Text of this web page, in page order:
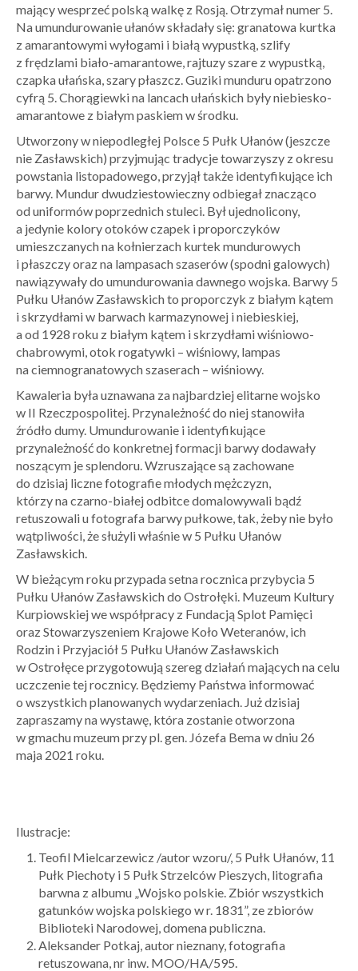
mający wesprzeć polską walkę z Rosją. Otrzymał numer 5.
Na umundurowanie ułanów składały się: granatowa kurtka
z amarantowymi wyłogami i białą wypustką, szlify
z frędzlami biało-amarantowe, rajtuzy szare z wypustką,
czapka ułańska, szary płaszcz. Guziki munduru opatrzono
cyfrą 5. Chorągiewki na lancach ułańskich były niebiesko-
amarantowe z białym paskiem w środku.
Utworzony w niepodległej Polsce 5 Pułk Ułanów (jeszcze
nie Zasławskich) przyjmując tradycje towarzyszy z okresu
powstania listopadowego, przyjął także identyfikujące ich
barwy. Mundur dwudziestowieczny odbiegał znacząco
od uniformów poprzednich stuleci. Był ujednolicony,
a jedynie kolory otoków czapek i proporczyków
umieszczanych na kołnierzach kurtek mundurowych
i płaszczy oraz na lampasach szaserów (spodni galowych)
nawiązywały do umundurowania dawnego wojska. Barwy 5
Pułku Ułanów Zasławskich to proporczyk z białym kątem
i skrzydłami w barwach karmazynowej i niebieskiej,
a od 1928 roku z białym kątem i skrzydłami wiśniowo-
chabrowymi, otok rogatywki – wiśniowy, lampas
na ciemnogranatowych szaserach – wiśniowy.
Kawaleria była uznawana za najbardziej elitarne wojsko
w II Rzeczpospolitej. Przynależność do niej stanowiła
źródło dumy. Umundurowanie i identyfikujące
przynależność do konkretnej formacji barwy dodawały
noszącym je splendoru. Wzruszające są zachowane
do dzisiaj liczne fotografie młodych mężczyzn,
którzy na czarno-białej odbitce domalowywali bądź
retuszowali u fotografa barwy pułkowe, tak, żeby nie było
wątpliwości, że służyli właśnie w 5 Pułku Ułanów
Zasławskich.
W bieżącym roku przypada setna rocznica przybycia 5
Pułku Ułanów Zasławskich do Ostrołęki. Muzeum Kultury
Kurpiowskiej we współpracy z Fundacją Splot Pamięci
oraz Stowarzyszeniem Krajowe Koło Weteranów, ich
Rodzin i Przyjaciół 5 Pułku Ułanów Zasławskich
w Ostrołęce przygotowują szereg działań mających na celu
uczczenie tej rocznicy. Będziemy Państwa informować
o wszystkich planowanych wydarzeniach. Już dzisiaj
zapraszamy na wystawę, która zostanie otworzona
w gmachu muzeum przy pl. gen. Józefa Bema w dniu 26
maja 2021 roku.
Ilustracje:
Teofil Mielcarzewicz /autor wzoru/, 5 Pułk Ułanów, 11
Pułk Piechoty i 5 Pułk Strzelców Pieszych, litografia
barwna z albumu „Wojsko polskie. Zbiór wszystkich
gatunków wojska polskiego w r. 1831”, ze zbiorów
Biblioteki Narodowej, domena publiczna.
Aleksander Potkaj, autor nieznany, fotografia
retuszowana, nr inw. MOO/HA/595.